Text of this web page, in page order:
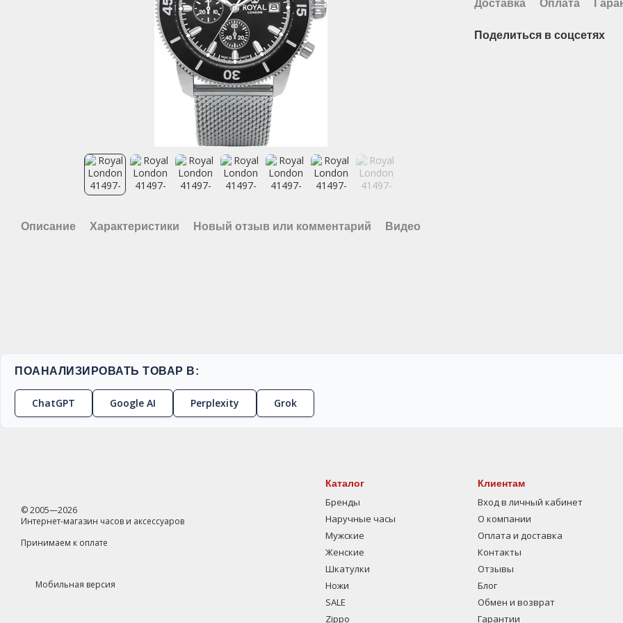
Описание Характеристики Новый отзыв или комментарий Видео
Доставка Оплата
Поделиться в соцсетях
ПОАНАЛИЗИРОВАТЬ ТОВАР В:
ChatGPT Google AI Perplexity Grok
© 2005—2026
Интернет-магазин часов и аксессуаров
Принимаем к оплате
Мобильная версия
Каталог
Бренды
Наручные часы
Мужские
Женские
Шкатулки
Ножи
SALE
Zippo
Клиентам
Вход в личный кабинет
О компании
Оплата и доставка
Контакты
Отзывы
Блог
Обмен и возврат
Гарантии